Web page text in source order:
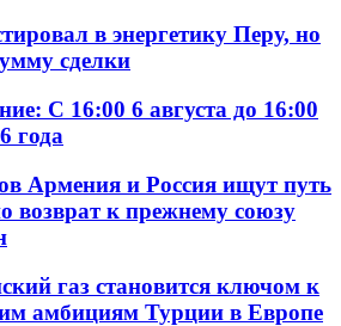
в энергетику Перу, но
сделки
С 16:00 6 августа до 16:00
года
Армения и Россия ищут путь
возврат к прежнему союзу
газ становится ключом к
амбициям Турции в Европе